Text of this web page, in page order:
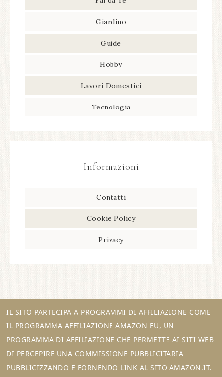
Giardino
Guide
Hobby
Lavori Domestici
Tecnologia
Informazioni
Contatti
Cookie Policy
Privacy
IL SITO PARTECIPA A PROGRAMMI DI AFFILIAZIONE COME
IL PROGRAMMA AFFILIAZIONE AMAZON EU, UN
PROGRAMMA DI AFFILIAZIONE CHE PERMETTE AI SITI WEB
DI PERCEPIRE UNA COMMISSIONE PUBBLICITARIA
PUBBLICIZZANDO E FORNENDO LINK AL SITO AMAZON.IT.